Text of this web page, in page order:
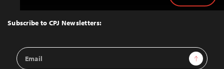
Top
Subscribe to CPJ Newsletters:
Email
Address
Sign Up